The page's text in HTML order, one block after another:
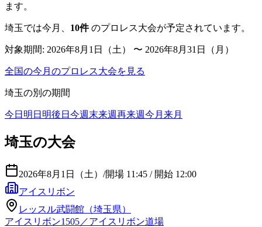
ます。
埼玉では今月、 10件のプロレス大会が予定されています。
対象期間: 2026年8月1日（土） 〜 2026年8月31日（月）
全国の今月のプロレス大会を見る
埼玉の別の期間
今日 明日 明後日 今週末来週再来週今月 来月
埼玉の大会
2026年8月1日（土） /開場 11:45 / 開始 12:00
アイスリボン
レッスル武闘館（埼玉県）
アイスリボン1505／アイスリボン道場